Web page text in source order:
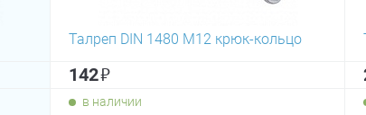
Талреп DIN 1480 М12 крюк-кольцо
142₽
в наличии